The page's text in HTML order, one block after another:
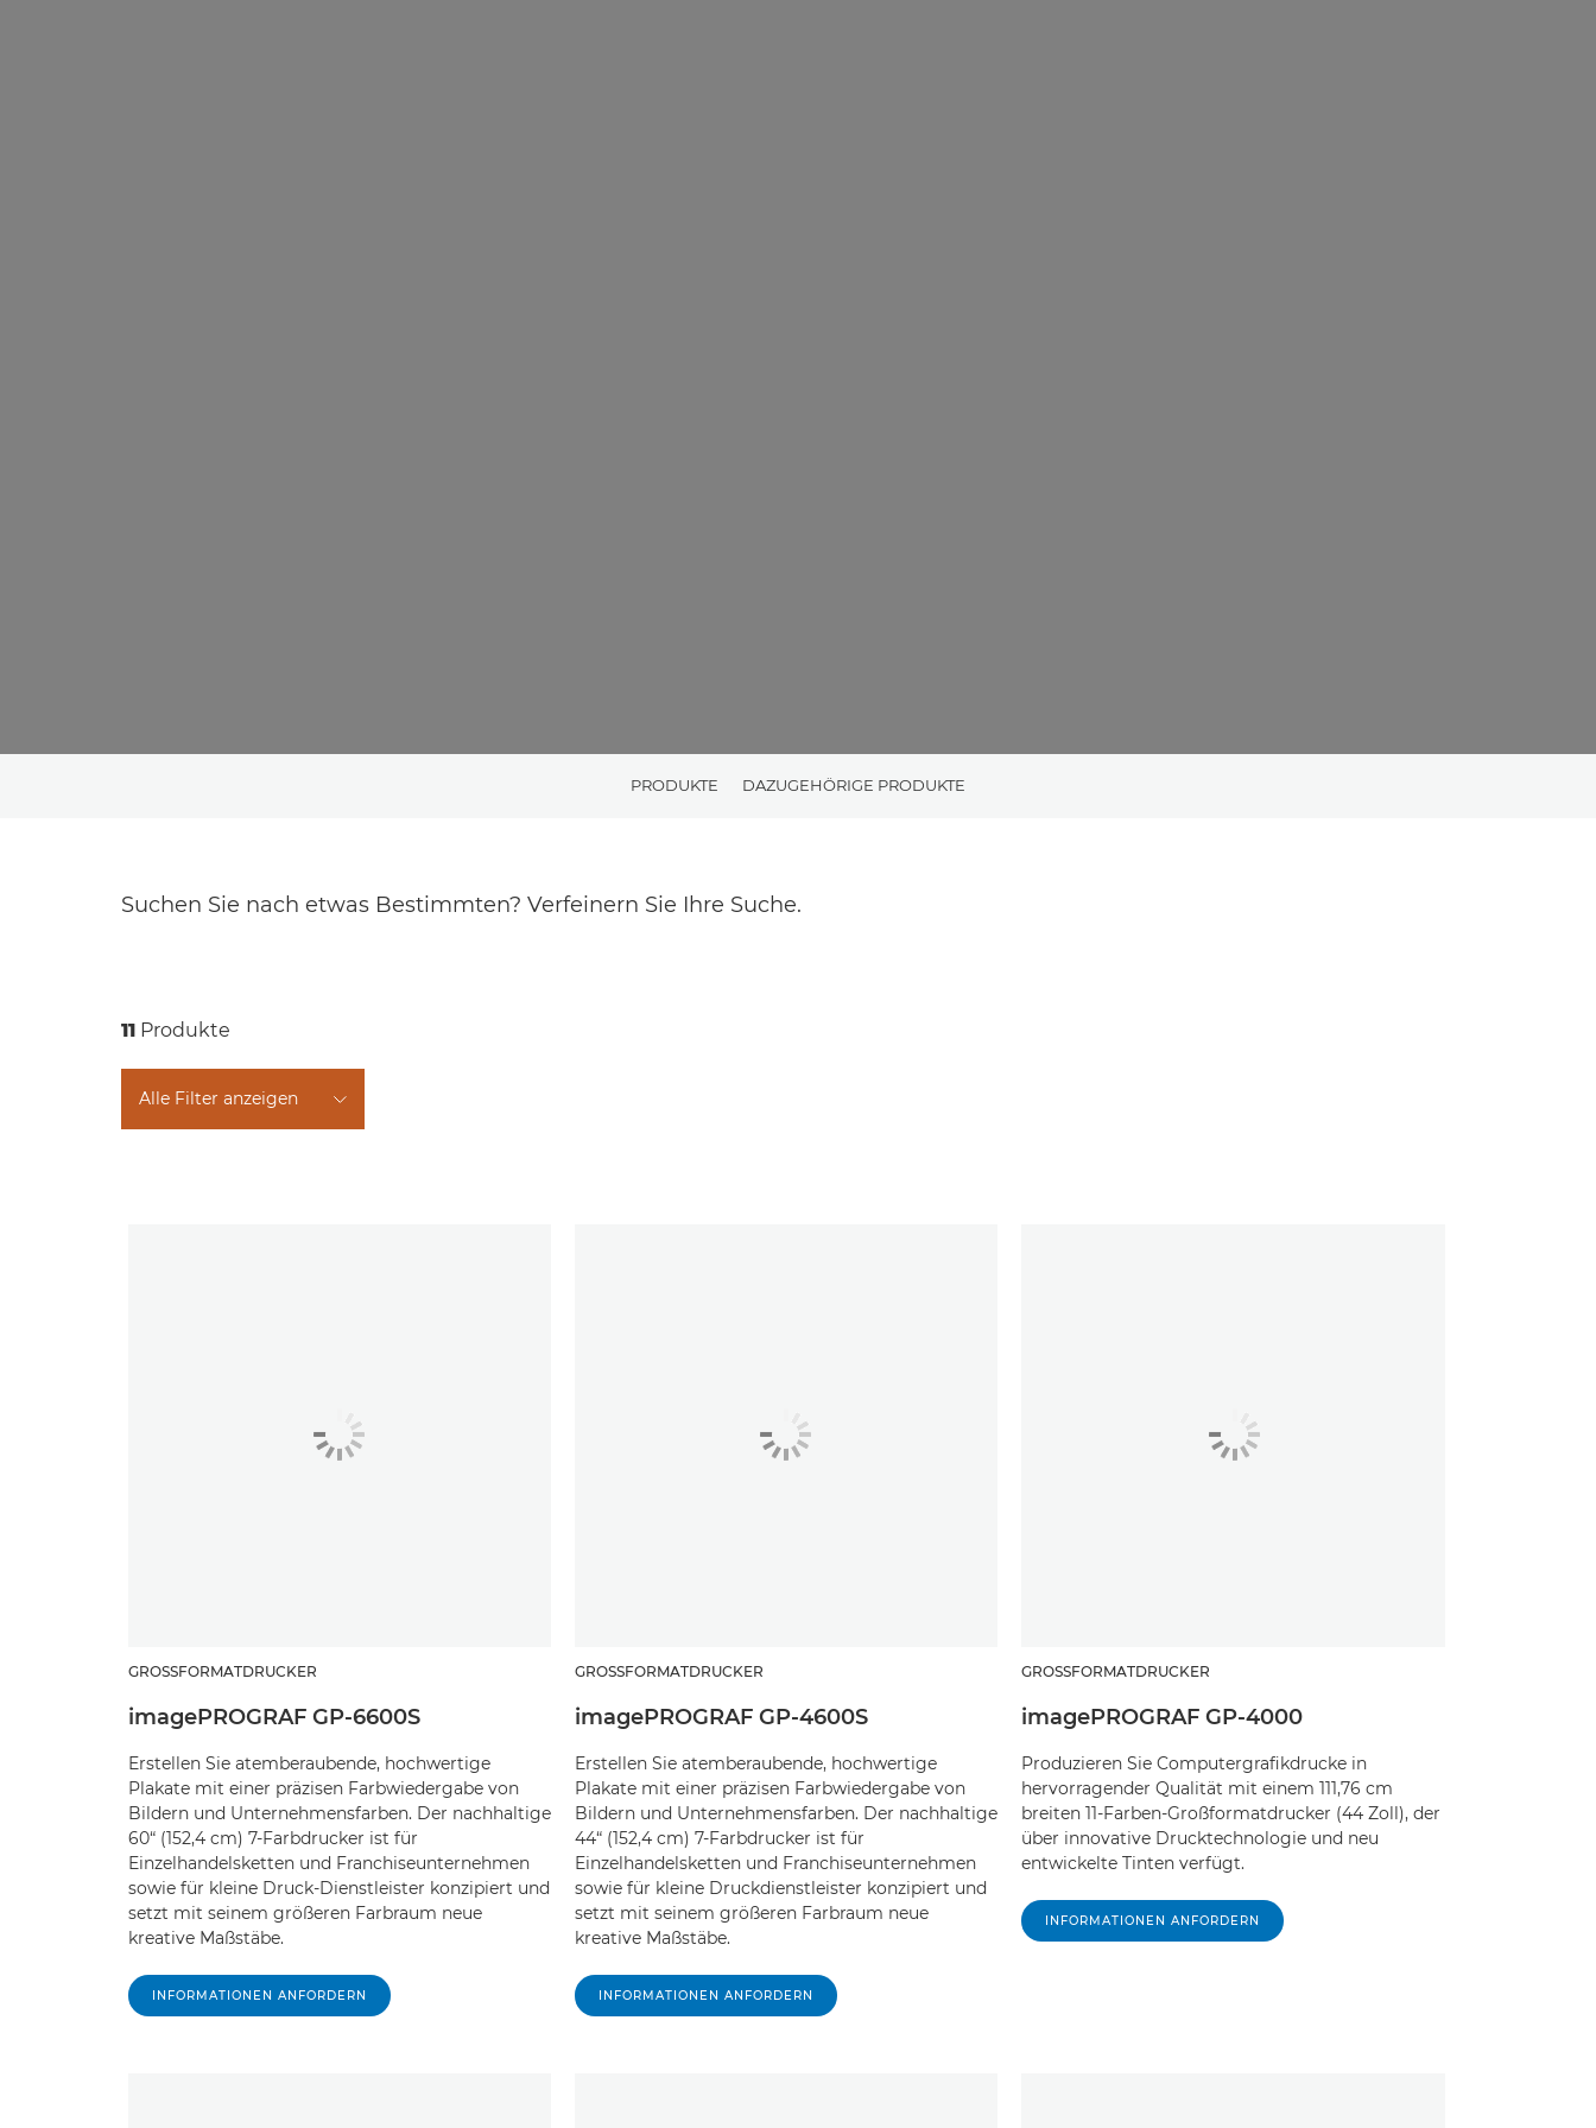
PRODUKTE DAZUGEHÖRIGE PRODUKTE
Suchen Sie nach etwas Bestimmten? Verfeinern Sie Ihre Suche.
11 Produkte
Alle Filter anzeigen
GROSSFORMATDRUCKER
imagePROGRAF GP-6600S
Erstellen Sie atemberaubende, hochwertige
Plakate mit einer präzisen Farbwiedergabe von
Bildern und Unternehmensfarben. Der nachhaltige
60“ (152,4 cm) 7-Farbdrucker ist für
Einzelhandelsketten und Franchiseunternehmen
sowie für kleine Druck-Dienstleister konzipiert und
setzt mit seinem größeren Farbraum neue
kreative Maßstäbe.
INFORMATIONEN ANFORDERN
GROSSFORMATDRUCKER
imagePROGRAF GP-4600S
Erstellen Sie atemberaubende, hochwertige
Plakate mit einer präzisen Farbwiedergabe von
Bildern und Unternehmensfarben. Der nachhaltige
44“ (152,4 cm) 7-Farbdrucker ist für
Einzelhandelsketten und Franchiseunternehmen
sowie für kleine Druckdienstleister konzipiert und
setzt mit seinem größeren Farbraum neue
kreative Maßstäbe.
INFORMATIONEN ANFORDERN
GROSSFORMATDRUCKER
imagePROGRAF GP-4000
Produzieren Sie Computergrafikdrucke in
hervorragender Qualität mit einem 111,76 cm
breiten 11-Farben-Großformatdrucker (44 Zoll), der
über innovative Drucktechnologie und neu
entwickelte Tinten verfügt.
INFORMATIONEN ANFORDERN